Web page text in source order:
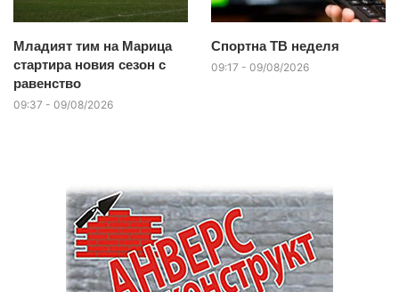
Младият тим на Марица
стартира новия сезон с
равенство
09:37 - 09/08/2026
Спортна ТВ неделя
09:17 - 09/08/2026